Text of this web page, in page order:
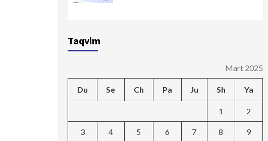
Taqvim
Mart 2025
Du Se Ch Pa Ju Sh Ya
1 2
3 4 5 6 7 8 9